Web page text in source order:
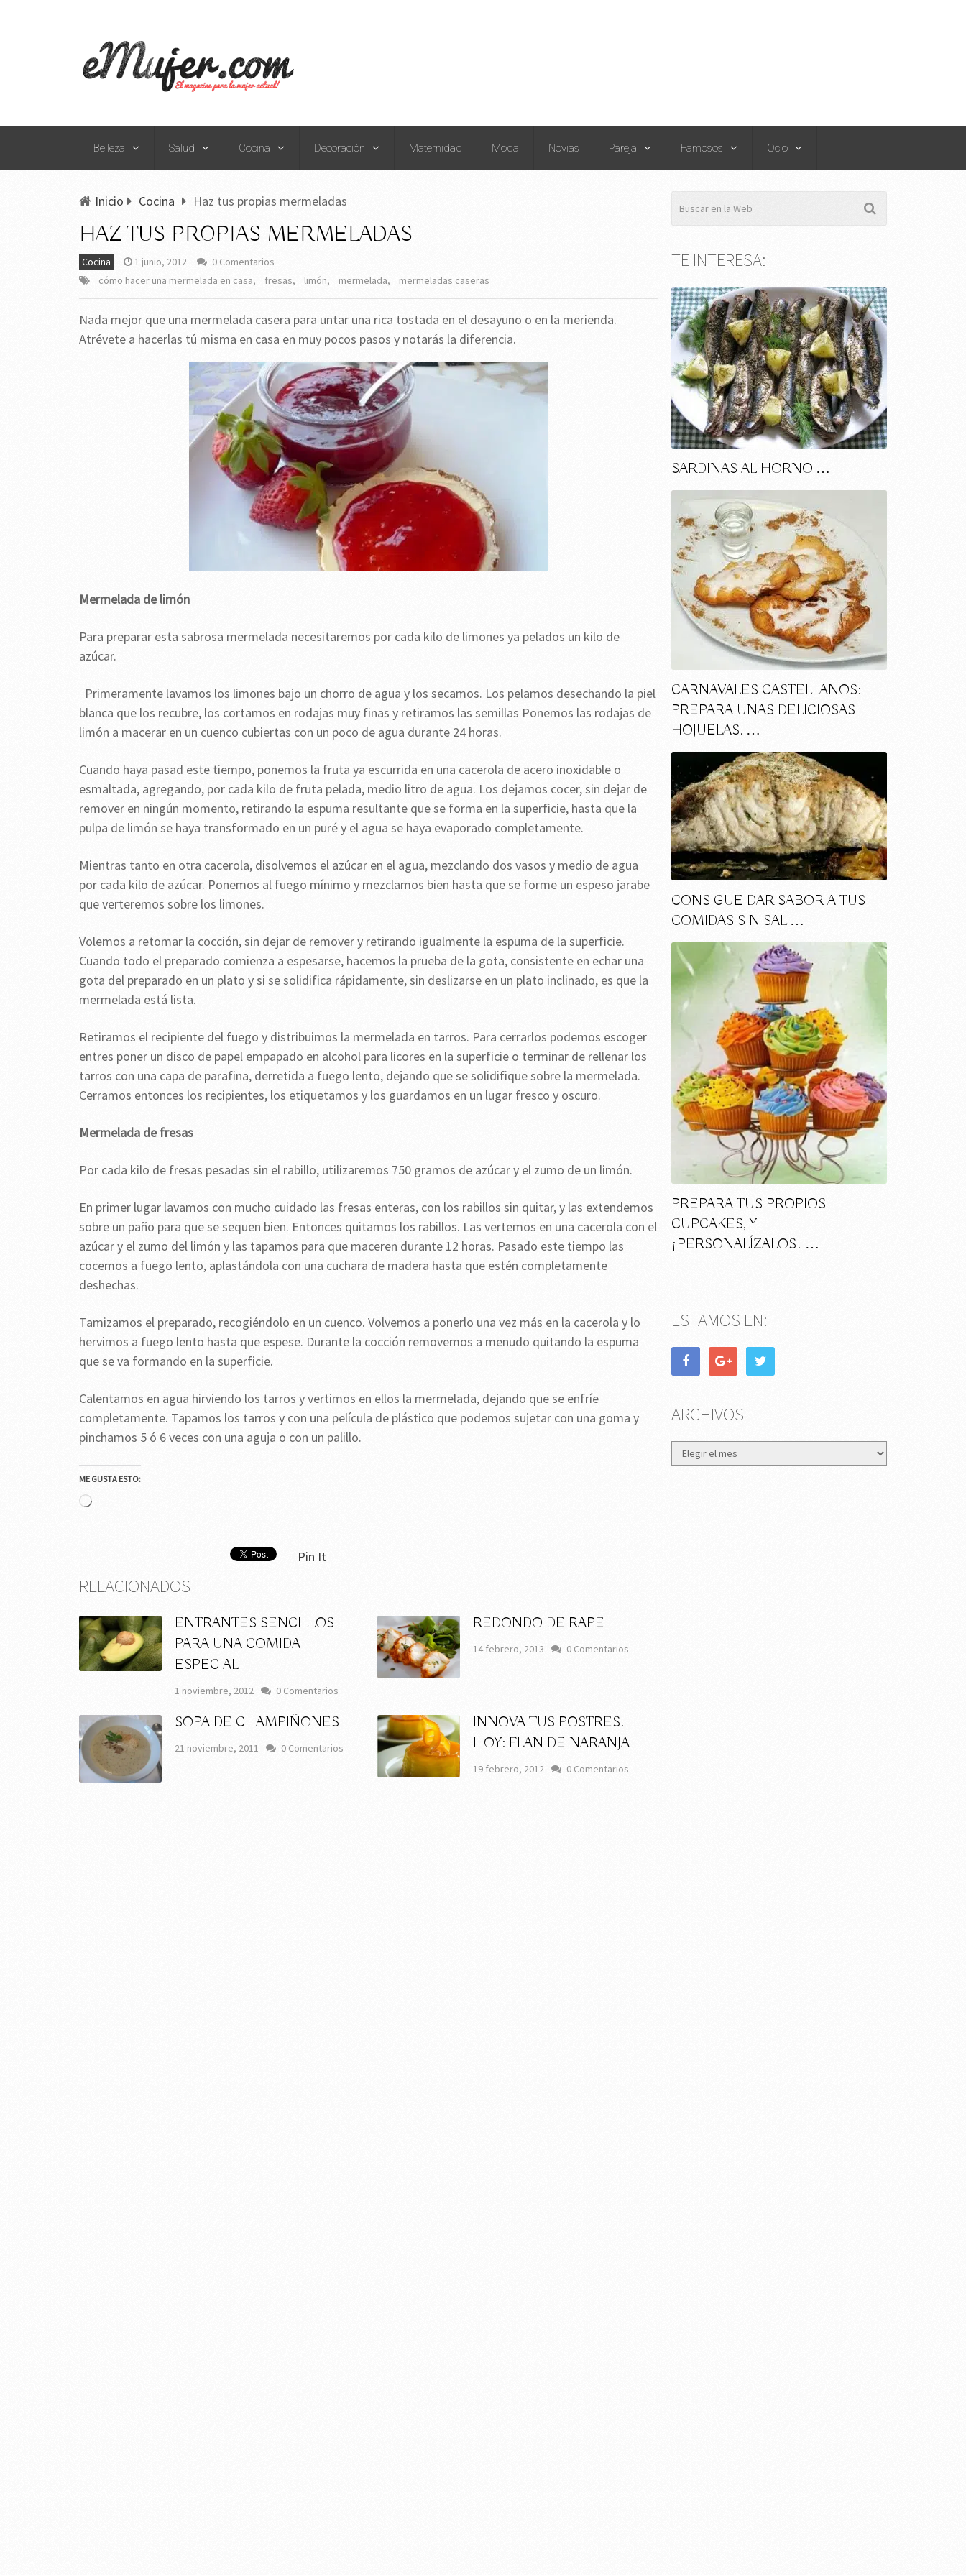
Belleza Salud Cocina Decoración Maternidad Moda Novias Pareja Famosos Ocio
Inicio Cocina Haz tus propias mermeladas
HAZ TUS PROPIAS MERMELADAS
Cocina 1 junio, 2012
0 Comentarios
cómo hacer una mermelada en casa, fresas, limón, mermelada, mermeladas caseras
Nada mejor que una mermelada casera para untar una rica tostada en el desayuno o en la merienda.
Atrévete a hacerlas tú misma en casa en muy pocos pasos y notarás la diferencia.
Mermelada de limón
Para preparar esta sabrosa mermelada necesitaremos por cada kilo de limones ya pelados un kilo de
azúcar.
Primeramente lavamos los limones bajo un chorro de agua y los secamos. Los pelamos desechando la piel
blanca que los recubre, los cortamos en rodajas muy finas y retiramos las semillas Ponemos las rodajas de
limón a macerar en un cuenco cubiertas con un poco de agua durante 24 horas.
Cuando haya pasad este tiempo, ponemos la fruta ya escurrida en una cacerola de acero inoxidable o
esmaltada, agregando, por cada kilo de fruta pelada, medio litro de agua. Los dejamos cocer, sin dejar de
remover en ningún momento, retirando la espuma resultante que se forma en la superficie, hasta que la
pulpa de limón se haya transformado en un puré y el agua se haya evaporado completamente.
Mientras tanto en otra cacerola, disolvemos el azúcar en el agua, mezclando dos vasos y medio de agua
por cada kilo de azúcar. Ponemos al fuego mínimo y mezclamos bien hasta que se forme un espeso jarabe
que verteremos sobre los limones.
Volemos a retomar la cocción, sin dejar de remover y retirando igualmente la espuma de la superficie.
Cuando todo el preparado comienza a espesarse, hacemos la prueba de la gota, consistente en echar una
gota del preparado en un plato y si se solidifica rápidamente, sin deslizarse en un plato inclinado, es que la
mermelada está lista.
Retiramos el recipiente del fuego y distribuimos la mermelada en tarros. Para cerrarlos podemos escoger
entres poner un disco de papel empapado en alcohol para licores en la superficie o terminar de rellenar los
tarros con una capa de parafina, derretida a fuego lento, dejando que se solidifique sobre la mermelada.
Cerramos entonces los recipientes, los etiquetamos y los guardamos en un lugar fresco y oscuro.
Mermelada de fresas
Por cada kilo de fresas pesadas sin el rabillo, utilizaremos 750 gramos de azúcar y el zumo de un limón.
En primer lugar lavamos con mucho cuidado las fresas enteras, con los rabillos sin quitar, y las extendemos
sobre un paño para que se sequen bien. Entonces quitamos los rabillos. Las vertemos en una cacerola con el
azúcar y el zumo del limón y las tapamos para que maceren durante 12 horas. Pasado este tiempo las
cocemos a fuego lento, aplastándola con una cuchara de madera hasta que estén completamente
deshechas.
Tamizamos el preparado, recogiéndolo en un cuenco. Volvemos a ponerlo una vez más en la cacerola y lo
hervimos a fuego lento hasta que espese. Durante la cocción removemos a menudo quitando la espuma
que se va formando en la superficie.
Calentamos en agua hirviendo los tarros y vertimos en ellos la mermelada, dejando que se enfríe
completamente. Tapamos los tarros y con una película de plástico que podemos sujetar con una goma y
pinchamos 5 ó 6 veces con una aguja o con un palillo.
ME GUSTA ESTO:
Cargando...
Pin It
RELACIONADOS
ENTRANTES SENCILLOS
PARA UNA COMIDA
ESPECIAL
1 noviembre, 2012 0 Comentarios
REDONDO DE RAPE
14 febrero, 2013 0 Comentarios
SOPA DE CHAMPIÑONES
21 noviembre, 2011 0 Comentarios
INNOVA TUS POSTRES.
HOY: FLAN DE NARANJA
19 febrero, 2012 0 Comentarios
TE INTERESA:
SARDINAS AL HORNO …
CARNAVALES CASTELLANOS:
PREPARA UNAS DELICIOSAS
HOJUELAS. …
CONSIGUE DAR SABOR A TUS
COMIDAS SIN SAL …
PREPARA TUS PROPIOS
CUPCAKES, Y
¡PERSONALÍZALOS! …
ESTAMOS EN:
ARCHIVOS
Archivos